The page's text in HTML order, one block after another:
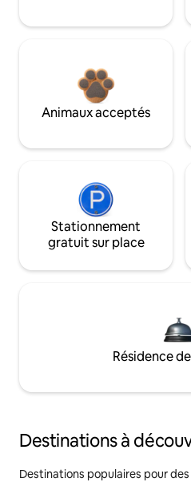
Animaux acceptés
Stationnement
gratuit sur place
Résidence
Destinations à
Destinations populaires pour